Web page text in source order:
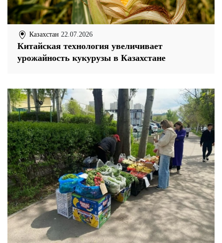
Казахстан 22.07.2026
Китайская технология увеличивает
урожайность кукурузы в Казахстане